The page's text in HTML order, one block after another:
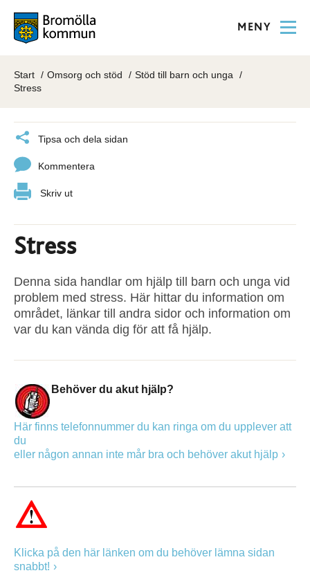
MENY
Start Omsorg och stöd
Stöd till barn och unga
Stress
Tipsa och dela sidan
Kommentera
Skriv ut
Stress
Denna sida handlar om hjälp till barn och unga vid
problem med stress. Här hittar du information om
området, länkar till andra sidor och information om
var du kan vända dig för att få hjälp.
Behöver du akut hjälp?
Här finns telefonnummer du kan ringa om du upplever att
du
eller någon annan inte mår bra och behöver akut hjälp
Klicka på den här länken om du behöver lämna sidan
snabbt!